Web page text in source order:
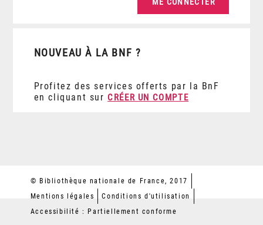
NOUVEAU À LA BNF ?
Profitez des services offerts par la BnF
en cliquant sur CRÉER UN COMPTE
© Bibliothèque nationale de France, 2017
Mentions légales
Conditions d'utilisation
Accessibilité : Partiellement conforme